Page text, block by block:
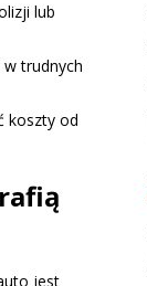
lub
trudnych
koszty od
jest